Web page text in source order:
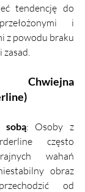
tendencję do
i
z powodu braku
Chwiejna
sobą: Osoby z
często
wahań
obraz
od